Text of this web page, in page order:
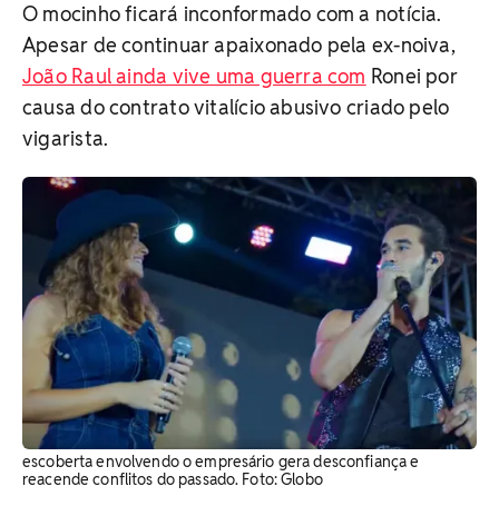
O mocinho ficará inconformado com a notícia.
Apesar de continuar apaixonado pela ex-noiva,
João Raul ainda vive uma guerra com Ronei por
causa do contrato vitalício abusivo criado pelo
vigarista.
escoberta envolvendo o empresário gera desconfiança e
reacende conflitos do passado. Foto: Globo